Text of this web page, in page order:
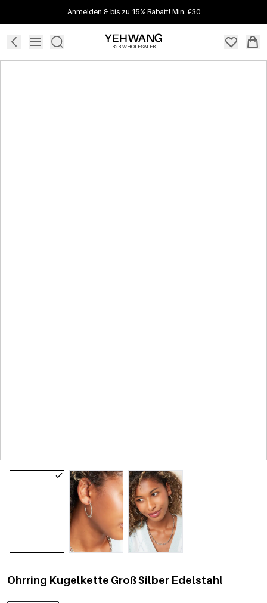
Anmelden & bis zu 15% Rabatt! Min. €30
B2B WHOLESALER
Ohrring Kugelkette Groß Silber Edelstahl